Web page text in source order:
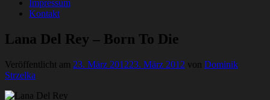
Impressum
Kontakt
Lana Del Rey – Born To Die
Veröffentlicht am 23. März 201223. März 2012 von Dominik
Strzelka